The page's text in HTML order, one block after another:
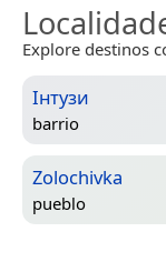
Explore destinos
Інтузи
barrio
Zolochivka
pueblo